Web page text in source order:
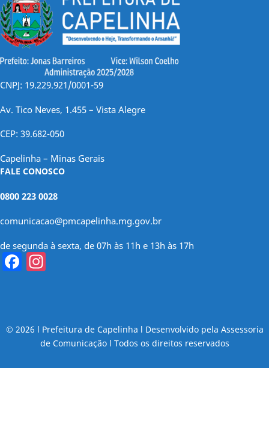
CNPJ: 19.229.921/0001-59
Av. Tico Neves, 1.455 – Vista Alegre
CEP: 39.682-050
Capelinha – Minas Gerais
FALE CONOSCO
0800 223 0028
comunicacao@pmcapelinha.mg.gov.br
de segunda à sexta, de 07h às 11h e 13h às 17h
Facebook
© 2026 l Prefeitura de Capelinha l Desenvolvido pela Assessoria
de Comunicação l Todos os direitos reservados